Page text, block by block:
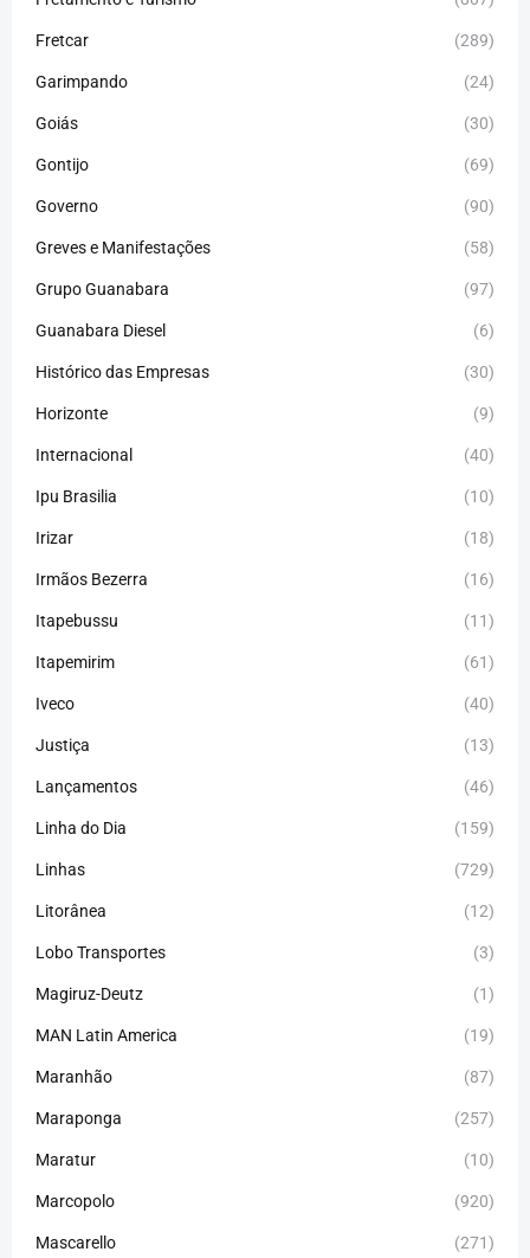
Fretcar (289)
Garimpando (24)
Goiás (30)
Gontijo (69)
Governo (90)
Greves e Manifestações (58)
Grupo Guanabara (97)
Guanabara Diesel (6)
Histórico das Empresas (30)
Horizonte (9)
Internacional (40)
Ipu Brasilia (10)
Irizar (18)
Irmãos Bezerra (16)
Itapebussu (11)
Itapemirim (61)
Iveco (40)
Justiça (13)
Lançamentos (46)
Linha do Dia (159)
Linhas (729)
Litorânea (12)
Lobo Transportes (3)
Magiruz-Deutz (1)
MAN Latin America (19)
Maranhão (87)
Maraponga (257)
Maratur (10)
Marcopolo (920)
Mascarello (271)